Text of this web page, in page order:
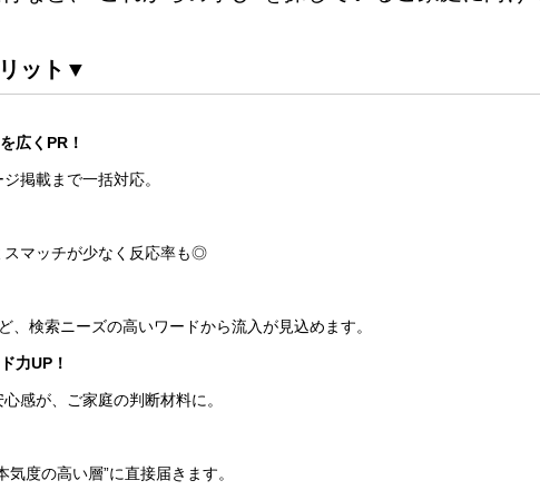
ット▼
広くPR！
掲載まで一括対応。
マッチが少なく反応率も◎
検索ニーズの高いワードから流入が見込めます。
力UP！
感が、ご家庭の判断材料に。
度の高い層”に直接届きます。